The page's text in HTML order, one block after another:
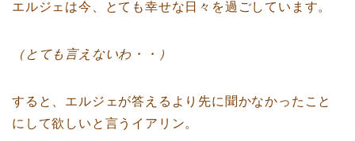
エルジェは今、とても幸せな日々を過ごしています。
（とても言えないわ・・）
すると、エルジェが答えるより先に聞かなかったこと
にして欲しいと言うイアリン。